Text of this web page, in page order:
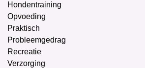
Hondentraining
Opvoeding
Praktisch
Probleemgedrag
Recreatie
Verzorging